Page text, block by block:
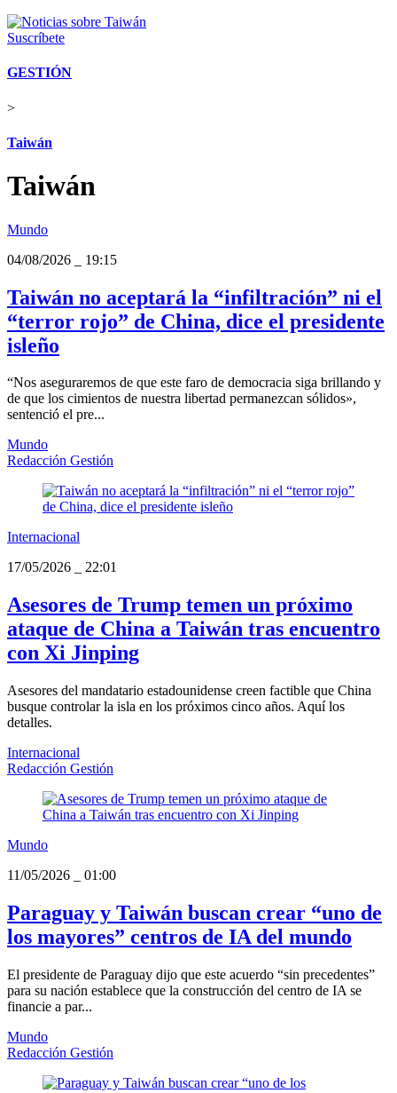
Suscríbete
GESTIÓN
>
Taiwán
Taiwán
Mundo
04/08/2026
19:15
Taiwán no aceptará la “infiltración” ni el
“terror rojo” de China, dice el presidente
isleño
“Nos aseguraremos de que este faro de democracia siga brillando y
de que los cimientos de nuestra libertad permanezcan sólidos»,
sentenció el pre...
Mundo
Redacción Gestión
Internacional
17/05/2026
22:01
Asesores de Trump temen un próximo
ataque de China a Taiwán tras encuentro
con Xi Jinping
Asesores del mandatario estadounidense creen factible que China
busque controlar la isla en los próximos cinco años. Aquí los
detalles.
Internacional
Redacción Gestión
Mundo
11/05/2026
01:00
Paraguay y Taiwán buscan crear “uno de
los mayores” centros de IA del mundo
El presidente de Paraguay dijo que este acuerdo “sin precedentes”
para su nación establece que la construcción del centro de IA se
financie a par...
Mundo
Redacción Gestión